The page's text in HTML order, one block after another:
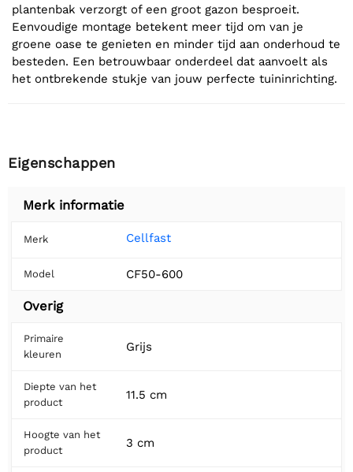
plantenbak verzorgt of een groot gazon besproeit.
Eenvoudige montage betekent meer tijd om van je
groene oase te genieten en minder tijd aan onderhoud te
besteden. Een betrouwbaar onderdeel dat aanvoelt als
het ontbrekende stukje van jouw perfecte tuininrichting.
Eigenschappen
Merk informatie
Merk Cellfast
Model CF50-600
Overig
Primaire
kleuren
Grijs
Diepte van het
product
11.5 cm
Hoogte van het
product
3 cm